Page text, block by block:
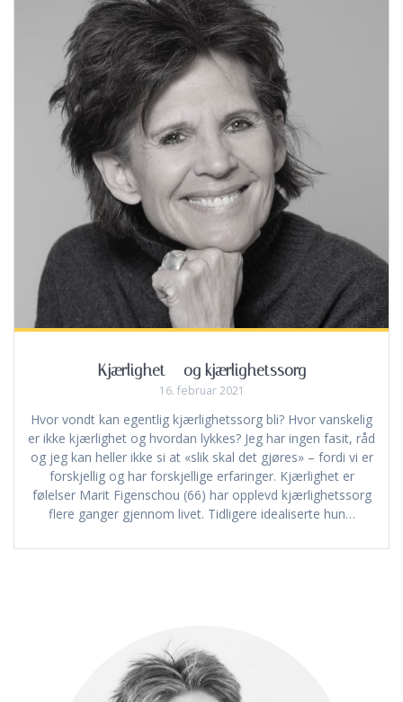
Kjærlighet – og kjærlighetssorg
16. februar 2021
Hvor vondt kan egentlig kjærlighetssorg bli? Hvor vanskelig
er ikke kjærlighet og hvordan lykkes? Jeg har ingen fasit, råd
og jeg kan heller ikke si at «slik skal det gjøres» – fordi vi er
forskjellig og har forskjellige erfaringer. Kjærlighet er
følelser Marit Figenschou (66) har opplevd kjærlighetssorg
flere ganger gjennom livet. Tidligere idealiserte hun…